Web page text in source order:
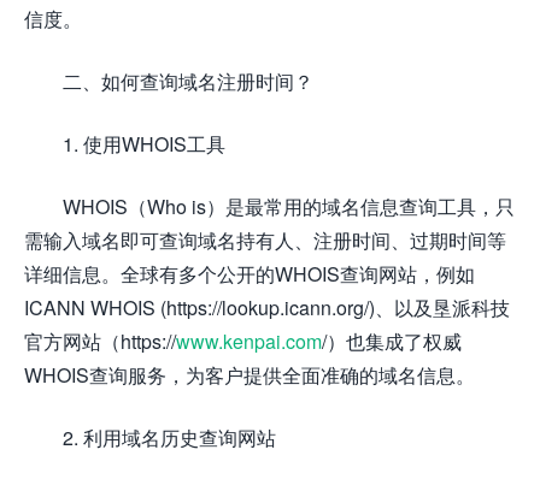
信度。
二、如何查询域名注册时间？
1. 使用WHOIS工具
WHOIS（Who is）是最常用的域名信息查询工具，只
需输入域名即可查询域名持有人、注册时间、过期时间等
详细信息。全球有多个公开的WHOIS查询网站，例如
ICANN WHOIS (https://lookup.icann.org/)、以及垦派科技
官方网站（https://www.kenpai.com/）也集成了权威
WHOIS查询服务，为客户提供全面准确的域名信息。
2. 利用域名历史查询网站